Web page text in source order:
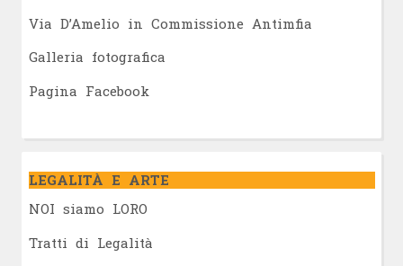
Via D’Amelio in Commissione Antimfia
Galleria fotografica
Pagina Facebook
LEGALITÀ E ARTE
NOI siamo LORO
Tratti di Legalità